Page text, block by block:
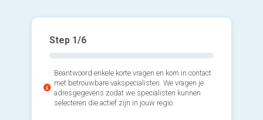
Step 1/6
Beantwoord enkele korte vragen en kom in contact
met betrouwbare vakspecialisten. We vragen je
adresgegevens zodat we specialisten kunnen
selecteren die actief zijn in jouw regio.